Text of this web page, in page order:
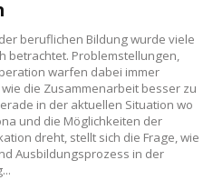
beruflichen Bildung wurde viele
betrachtet. Problemstellungen,
warfen dabei immer
die Zusammenarbeit besser zu
in der aktuellen Situation wo
und die Möglichkeiten der
dreht, stellt sich die Frage, wie
Ausbildungsprozess in der